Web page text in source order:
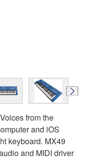
from the
and iOS
keyboard. MX49
and MIDI driver